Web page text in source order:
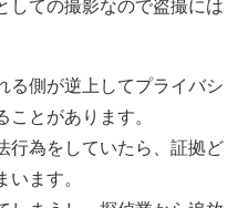
しての撮影なので盗撮には
る側が逆上してプライバシ
とがあります。
行為をしていたら、証拠ど
います。